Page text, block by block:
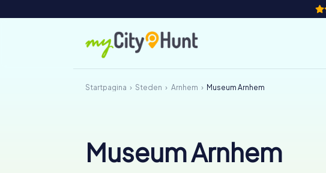
Startpagina Steden Arnhem Museum Arnhem
Museum Arnhem